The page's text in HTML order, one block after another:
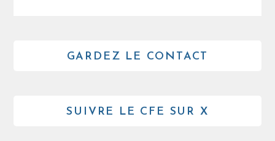
GARDEZ LE CONTACT
SUIVRE LE CFE SUR X